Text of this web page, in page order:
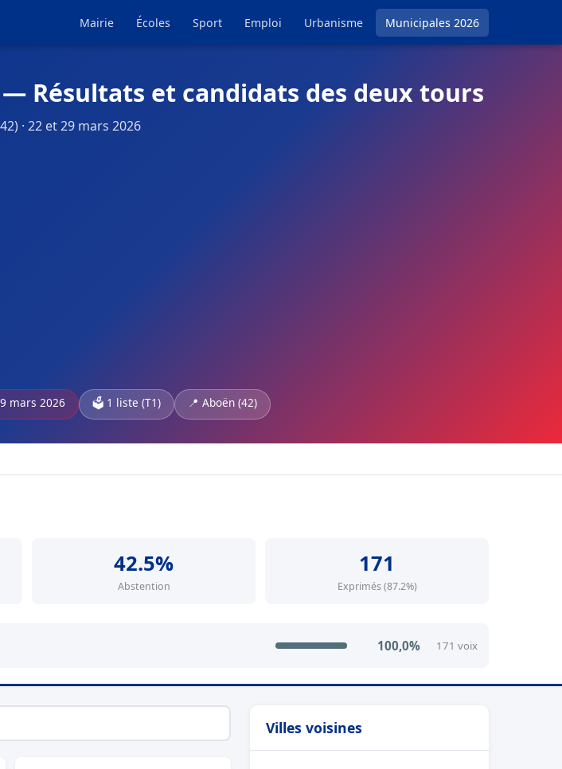
Mairie Écoles Sport Emploi Urbanisme Municipales 2026
Résultats et candidats des deux tours
· 22 et 29 mars 2026
mars 2026 🗳️ 1 liste (T1) 📍 Aboën (42)
42.5%
Abstention
171
Exprimés (87.2%)
100,0% 171 voix
Villes voisines